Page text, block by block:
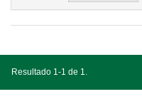
Resultado 1-1 de 1.